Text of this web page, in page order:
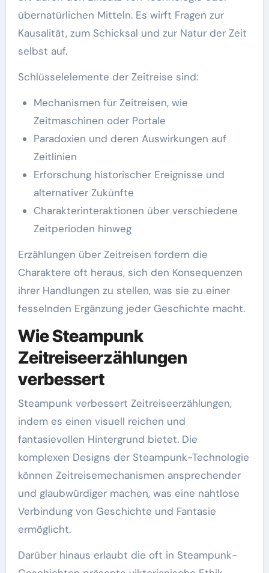
übernatürlichen Mitteln. Es wirft Fragen zur
Kausalität, zum Schicksal und zur Natur der Zeit
selbst auf.
Schlüsselelemente der Zeitreise sind:
Mechanismen für Zeitreisen, wie
Zeitmaschinen oder Portale
Paradoxien und deren Auswirkungen auf
Zeitlinien
Erforschung historischer Ereignisse und
alternativer Zukünfte
Charakterinteraktionen über verschiedene
Zeitperioden hinweg
Erzählungen über Zeitreisen fordern die
Charaktere oft heraus, sich den Konsequenzen
ihrer Handlungen zu stellen, was sie zu einer
fesselnden Ergänzung jeder Geschichte macht.
Wie Steampunk
Zeitreiseerzählungen
verbessert
Steampunk verbessert Zeitreiseerzählungen,
indem es einen visuell reichen und
fantasievollen Hintergrund bietet. Die
komplexen Designs der Steampunk-Technologie
können Zeitreisemechanismen ansprechender
und glaubwürdiger machen, was eine nahtlose
Verbindung von Geschichte und Fantasie
ermöglicht.
Darüber hinaus erlaubt die oft in Steampunk-